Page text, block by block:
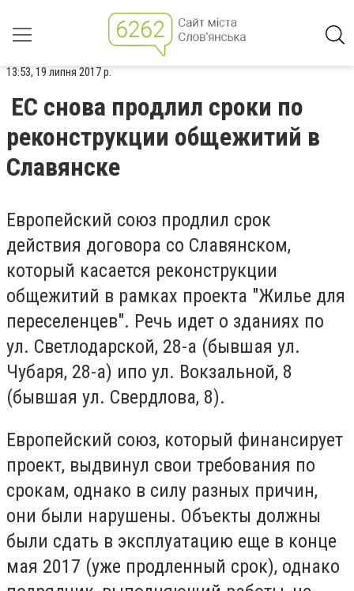
13:53, 19 липня 2017 р.
ЕС снова продлил сроки по
реконструкции общежитий в
Славянске
Европейский союз продлил срок
действия договора со Славянском,
который касается реконструкции
общежитий в рамках проекта "Жилье для
переселенцев". Речь идет о зданиях по
ул. Светлодарской, 28-а (бывшая ул.
Чубаря, 28-а) ипо ул. Вокзальной, 8
(бывшая ул. Свердлова, 8).
Европейский союз, который финансирует
проект, выдвинул свои требования по
срокам, однако в силу разных причин,
они были нарушены. Объекты должны
были сдать в эксплуатацию еще в конце
мая 2017 (уже продленный срок), однако